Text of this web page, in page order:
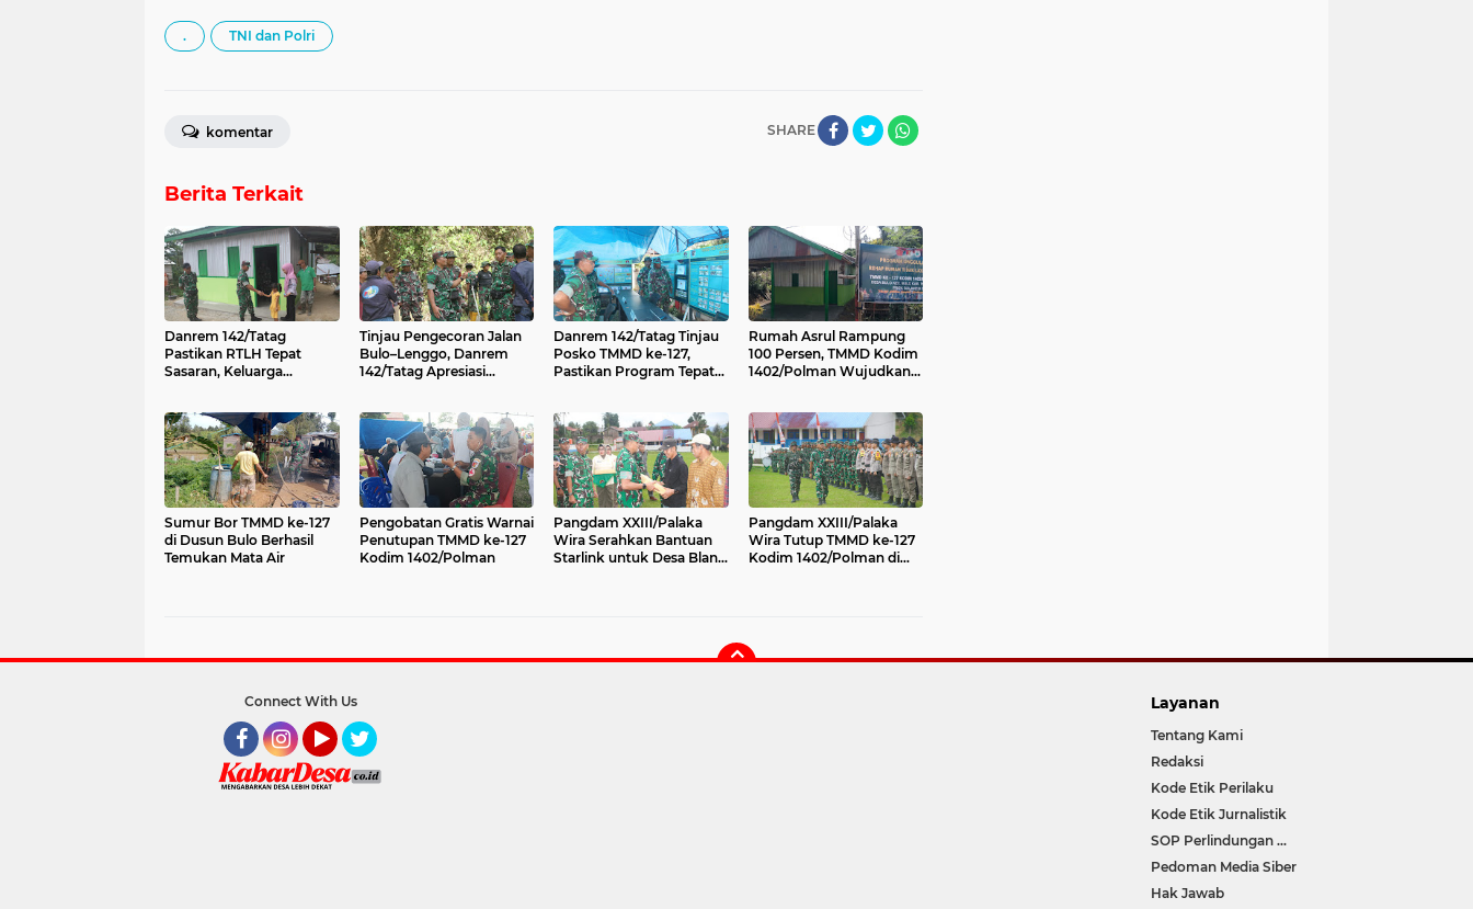
. TNI dan Polri
SHARE
komentar
Berita Terkait
Danrem 142/Tatag
Pastikan RTLH Tepat
Sasaran, Keluarga
Tinjau Pengecoran Jalan
Bulo–Lenggo, Danrem
142/Tatag Apresiasi
Danrem 142/Tatag Tinjau
Posko TMMD ke-127,
Pastikan Program Tepat
Rumah Asrul Rampung
100 Persen, TMMD Kodim
1402/Polman Wujudkan
Sumur Bor TMMD ke-127
di Dusun Bulo Berhasil
Temukan Mata Air
Pengobatan Gratis Warnai
Penutupan TMMD ke-127
Kodim 1402/Polman
Pangdam XXIII/Palaka
Wira Serahkan Bantuan
Starlink untuk Desa Blank
Pangdam XXIII/Palaka
Wira Tutup TMMD ke-127
Kodim 1402/Polman di
Connect With Us
FacebookInstagram
YouTube
Twitter
Layanan
Tentang Kami
Redaksi
Kode Etik Perilaku
Kode Etik Jurnalistik
SOP Perlindungan Wartawan
Pedoman Media Siber
Hak Jawab